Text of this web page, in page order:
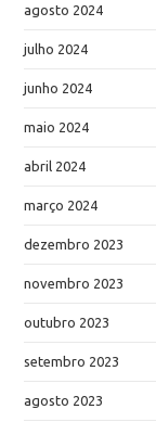
agosto 2024
julho 2024
junho 2024
maio 2024
abril 2024
março 2024
dezembro 2023
novembro 2023
outubro 2023
setembro 2023
agosto 2023